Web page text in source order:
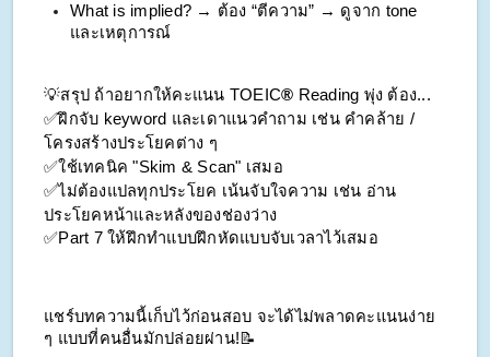
What is implied? → ต้อง “ตีความ” → ดูจาก tone
และเหตุการณ์
💡สรุป ถ้าอยากให้คะแนน TOEIC​® Reading พุ่ง ต้อง...
✅ฝึกจับ keyword และเดาแนวคำถาม เช่น คำคล้าย /
โครงสร้างประโยคต่าง ๆ
✅ใช้เทคนิค "Skim & Scan" เสมอ
✅ไม่ต้องแปลทุกประโยค เน้นจับใจความ เช่น อ่าน
ประโยคหน้าและหลังของช่องว่าง
✅Part 7 ให้ฝึกทำแบบฝึกหัดแบบจับเวลาไว้เสมอ
แชร์บทความนี้เก็บไว้ก่อนสอบ จะได้ไม่พลาดคะแนนง่าย
ๆ แบบที่คนอื่นมักปล่อยผ่าน!📝